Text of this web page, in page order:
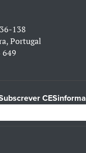
138
Portugal
649
CESinforma